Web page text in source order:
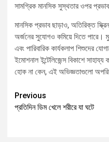
সামগ্রিক মানসিক সুস্থতার ওপর
মানসিক প্রভাব ছাড়াও, অতিরিক্ত
অর্জনের সুযোগও কমিয়ে দিতে পারে।
এবং পারিবারিক কার্যকলাপ শিশুদের
ইমোশনাল ইন্টেলিজেন্স বিকাশে
হোক না কেন, এই অভিজ্ঞতাগুলো
Previous
প্রতিদিন ডিম খেলে শরীরে যা ঘটে